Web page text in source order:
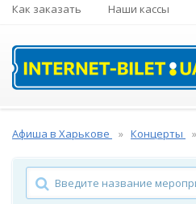
Как заказать Наши кассы
Афиша в Харькове Концерты